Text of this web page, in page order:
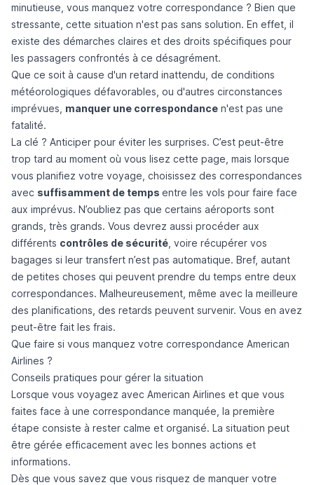
minutieuse, vous manquez votre correspondance ? Bien que
stressante, cette situation n'est pas sans solution. En effet, il
existe des démarches claires et des droits spécifiques pour
les passagers confrontés à ce désagrément.
Que ce soit à cause d'un retard inattendu, de conditions
météorologiques défavorables, ou d'autres circonstances
imprévues, manquer une correspondance n'est pas une
fatalité.
La clé ? Anticiper pour éviter les surprises. C’est peut-être
trop tard au moment où vous lisez cette page, mais lorsque
vous planifiez votre voyage, choisissez des correspondances
avec suffisamment de temps entre les vols pour faire face
aux imprévus. N’oubliez pas que certains aéroports sont
grands, très grands. Vous devrez aussi procéder aux
différents contrôles de sécurité , voire récupérer vos
bagages si leur transfert n’est pas automatique. Bref, autant
de petites choses qui peuvent prendre du temps entre deux
correspondances. Malheureusement, même avec la meilleure
des planifications, des retards peuvent survenir. Vous en avez
peut-être fait les frais.
Que faire si vous manquez votre correspondance American
Airlines ?
Conseils pratiques pour gérer la situation
Lorsque vous voyagez avec American Airlines et que vous
faites face à une correspondance manquée, la première
étape consiste à rester calme et organisé. La situation peut
être gérée efficacement avec les bonnes actions et
informations.
Dès que vous savez que vous risquez de manquer votre